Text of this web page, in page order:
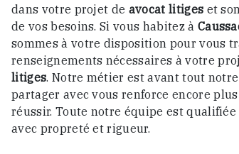
dans votre projet de avocat litiges et
de vos besoins. Si vous habitez à
sommes à votre disposition pour vous
renseignements nécessaires à votre
litiges. Notre métier est avant tout
partager avec vous renforce encore
réussir. Toute notre équipe est
avec propreté et rigueur.